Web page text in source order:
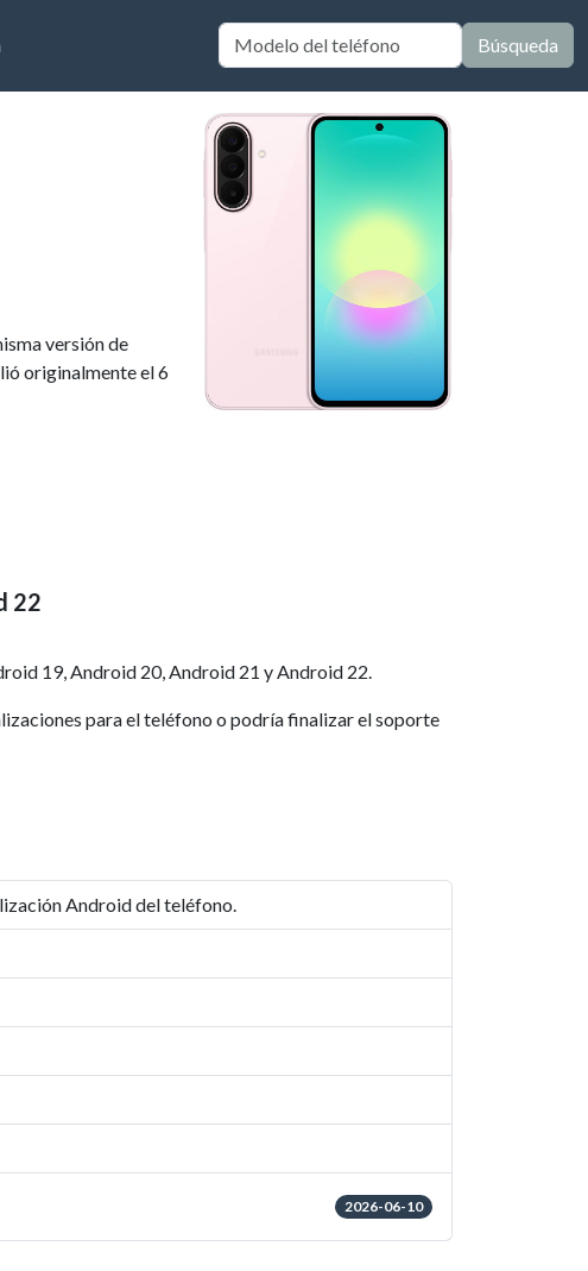
Búsqueda
versión de
originalmente el 6
22
19, Android 20, Android 21 y Android 22.
para el teléfono o podría finalizar el soporte
Android del teléfono.
2026-06-10